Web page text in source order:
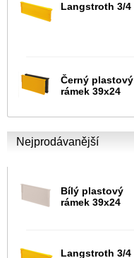
Langstroth 3/4
Černý plastový
rámek 39x24
Nejprodávanější
Bílý plastový
rámek 39x24
Langstroth 3/4